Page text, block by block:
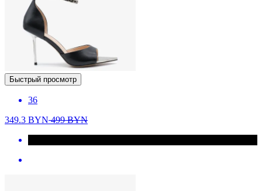
Быстрый просмотр
36
349.3 BYN499BYN